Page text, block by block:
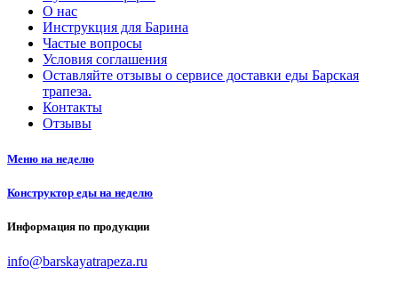
О нас
Инструкция для Барина
Частые вопросы
Условия соглашения
Оставляйте отзывы о сервисе доставки еды Барская
трапеза.
Контакты
Отзывы
Меню на неделю
Конструктор еды на неделю
Информация по продукции
info@barskayatrapeza.ru